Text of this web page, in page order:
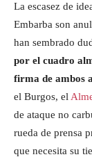
La escasez de
Embarba son
han sembrado
por el cuadro
firma de ambos
el Burgos, el
de ataque no
rueda de prensa
que necesita su